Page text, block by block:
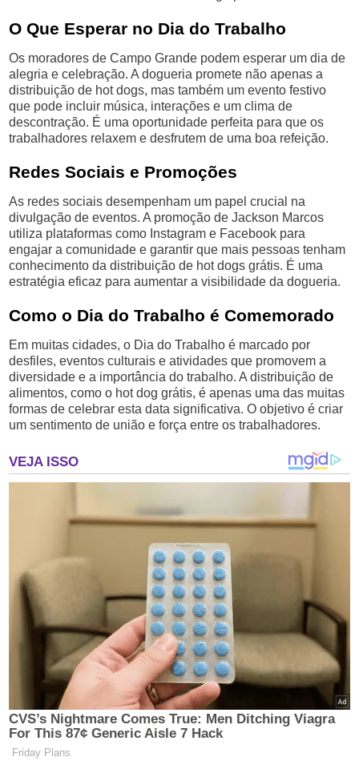
O Que Esperar no Dia do Trabalho
Os moradores de Campo Grande podem esperar um dia de
alegria e celebração. A dogueria promete não apenas a
distribuição de hot dogs, mas também um evento festivo
que pode incluir música, interações e um clima de
descontração. É uma oportunidade perfeita para que os
trabalhadores relaxem e desfrutem de uma boa refeição.
Redes Sociais e Promoções
As redes sociais desempenham um papel crucial na
divulgação de eventos. A promoção de Jackson Marcos
utiliza plataformas como Instagram e Facebook para
engajar a comunidade e garantir que mais pessoas tenham
conhecimento da distribuição de hot dogs grátis. É uma
estratégia eficaz para aumentar a visibilidade da dogueria.
Como o Dia do Trabalho é Comemorado
Em muitas cidades, o Dia do Trabalho é marcado por
desfiles, eventos culturais e atividades que promovem a
diversidade e a importância do trabalho. A distribuição de
alimentos, como o hot dog grátis, é apenas uma das muitas
formas de celebrar esta data significativa. O objetivo é criar
um sentimento de união e força entre os trabalhadores.